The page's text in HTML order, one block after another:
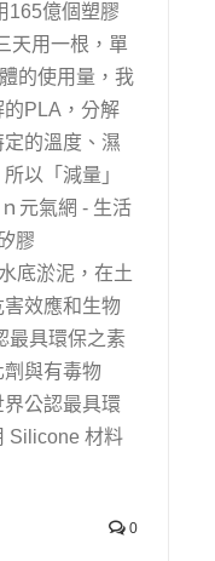
165億個塑膠
天用一根，單
的使用量，我
PLA，分解
的溫度、濕
以「減量」
元氣網 - 生活
膠
底淤泥，在土
效應和生物
最具環保之素
與有毒物
公認最具環
Silicone 材料
0